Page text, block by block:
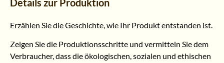
Erzählen Sie die Geschichte, wie Ihr Produkt entstanden ist.
Zeigen Sie die Produktionsschritte und vermitteln Sie dem
Verbraucher, dass die ökologischen, sozialen und ethischen